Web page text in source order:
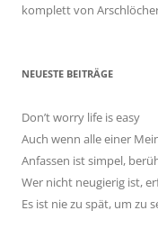
komplett von
NEUESTE BEITRÄGE
Don’t worry life is easy
Auch wenn alle einer
Anfassen ist simpel,
Wer nicht neugierig ist,
Es ist nie zu spät, um zu